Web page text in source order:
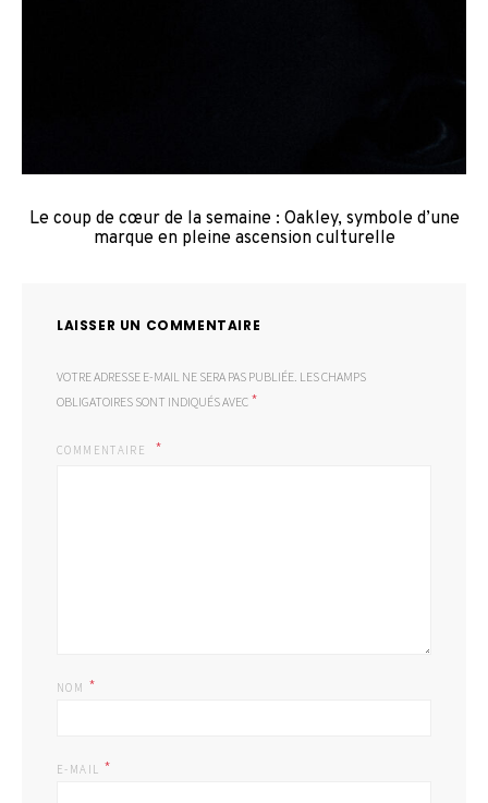
Le coup de cœur de la semaine : Oakley, symbole d’une
marque en pleine ascension culturelle
LAISSER UN COMMENTAIRE
VOTRE ADRESSE E-MAIL NE SERA PAS PUBLIÉE. LES CHAMPS
OBLIGATOIRES SONT INDIQUÉS AVEC *
COMMENTAIRE
NOM *
E-MAIL *